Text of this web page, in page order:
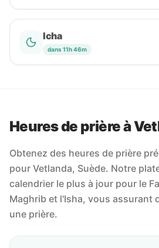
Icha
dans 11h 46m
Heures de prière à
Obtenez des heures de prière
pour Vetlanda, Suède. Notre
calendrier le plus à jour pour le
Maghrib et l'Isha, vous assurant
une prière.